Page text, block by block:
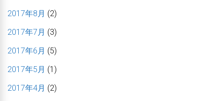
2017年8月 (2)
2017年7月 (3)
2017年6月 (5)
2017年5月 (1)
2017年4月 (2)